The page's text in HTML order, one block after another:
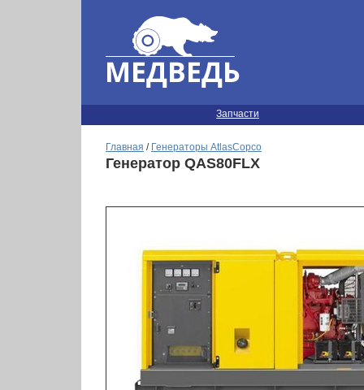
Запчасти
Главная / Генераторы AtlasCopco
Генератор QAS80FLX